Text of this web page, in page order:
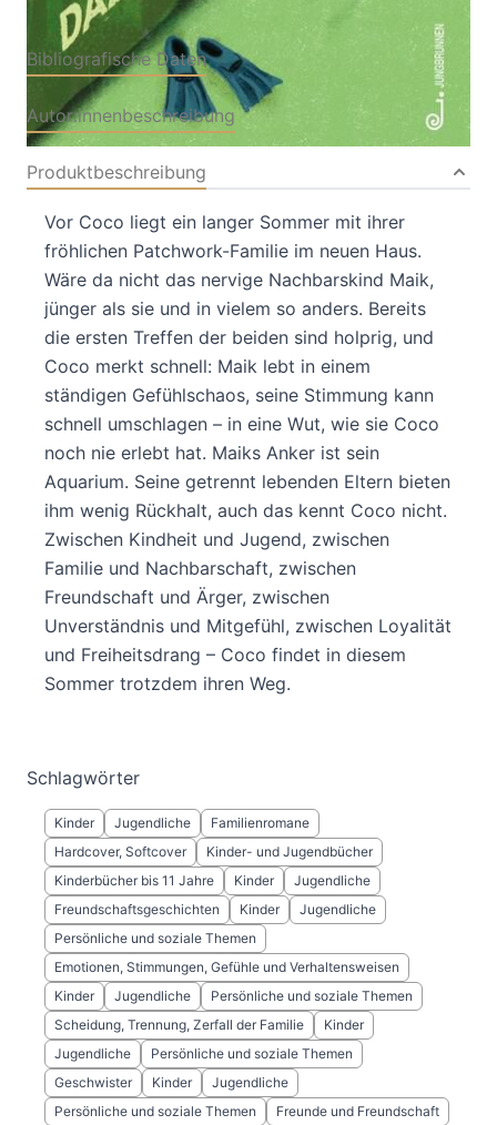
Bibliografische Daten
Autor:innenbeschreibung
Produktbeschreibung
Vor Coco liegt ein langer Sommer mit ihrer
fröhlichen Patchwork-Familie im neuen Haus.
Wäre da nicht das nervige Nachbarskind Maik,
jünger als sie und in vielem so anders. Bereits
die ersten Treffen der beiden sind holprig, und
Coco merkt schnell: Maik lebt in einem
ständigen Gefühlschaos, seine Stimmung kann
schnell umschlagen – in eine Wut, wie sie Coco
noch nie erlebt hat. Maiks Anker ist sein
Aquarium. Seine getrennt lebenden Eltern bieten
ihm wenig Rückhalt, auch das kennt Coco nicht.
Zwischen Kindheit und Jugend, zwischen
Familie und Nachbarschaft, zwischen
Freundschaft und Ärger, zwischen
Unverständnis und Mitgefühl, zwischen Loyalität
und Freiheitsdrang – Coco findet in diesem
Sommer trotzdem ihren Weg.
Schlagwörter
Kinder Jugendliche
Familienromane
Hardcover, Softcover
Kinder- und Jugendbücher
Kinderbücher bis 11 Jahre
Kinder
Jugendliche
Freundschaftsgeschichten
Kinder
Jugendliche
Persönliche und soziale Themen
Emotionen, Stimmungen, Gefühle und Verhaltensweisen
Kinder
Jugendliche
Persönliche und soziale Themen
Scheidung, Trennung, Zerfall der Familie
Kinder
Jugendliche
Persönliche und soziale Themen
Geschwister
Kinder
Jugendliche
Persönliche und soziale Themen
Freunde und Freundschaft